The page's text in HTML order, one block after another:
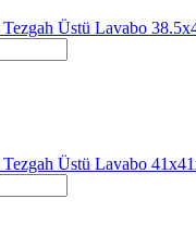
Üstü Lavabo
Üstü Lavabo